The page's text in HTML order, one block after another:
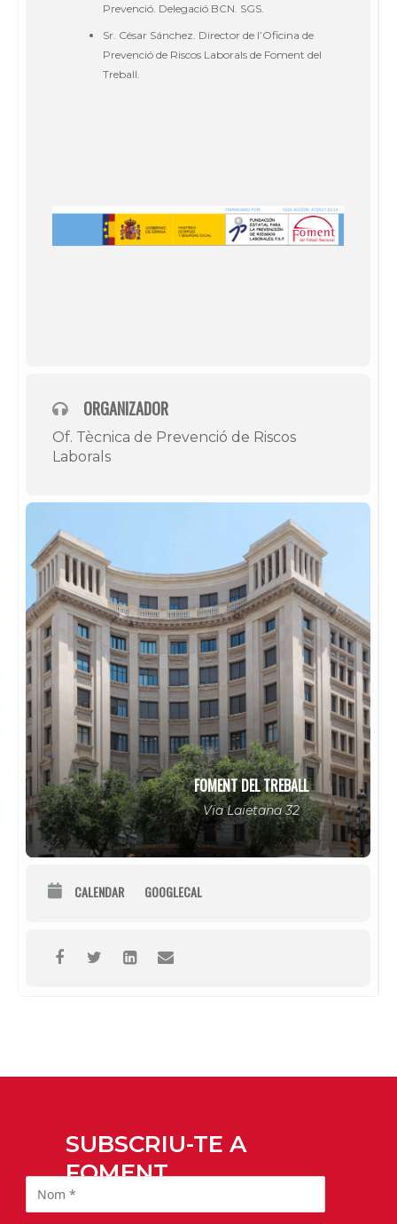
Prevenció. Delegació BCN. SGS.
Sr. César Sánchez. Director de l’Oficina de
Prevenció de Riscos Laborals de Foment del
Treball.
ORGANIZADOR
Of. Tècnica de Prevenció de Riscos
Laborals
FOMENT DEL TREBALL
Via Laietana 32
CALENDAR GOOGLECAL
SUBSCRIU-TE A
FOMENT